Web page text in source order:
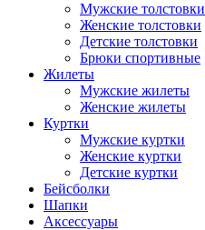
Мужские толстовки
Женские толстовки
Детские толстовки
Брюки спортивные
Жилеты
Мужские жилеты
Женские жилеты
Куртки
Мужские куртки
Женские куртки
Детские куртки
Бейсболки
Шапки
Аксессуары